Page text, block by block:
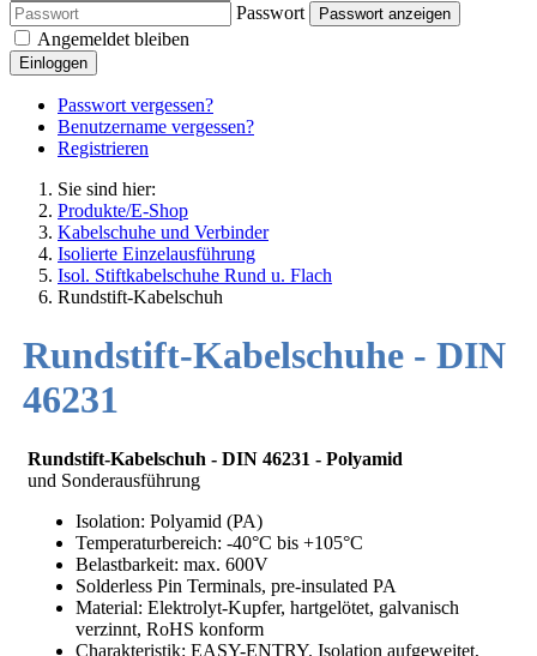
Passwort
Passwort anzeigen
Angemeldet bleiben
Einloggen
Passwort vergessen?
Benutzername vergessen?
Registrieren
Sie sind hier:
Produkte/E-Shop
Kabelschuhe und Verbinder
Isolierte Einzelausführung
Isol. Stiftkabelschuhe Rund u. Flach
Rundstift-Kabelschuh
Rundstift-Kabelschuhe - DIN
46231
Rundstift-Kabelschuh - DIN 46231 - Polyamid
und Sonderausführung
Isolation: Polyamid (PA)
Temperaturbereich: -40°C bis +105°C
Belastbarkeit: max. 600V
Solderless Pin Terminals, pre-insulated PA
Material: Elektrolyt-Kupfer, hartgelötet, galvanisch
verzinnt, RoHS konform
Charakteristik: EASY-ENTRY. Isolation aufgeweitet,